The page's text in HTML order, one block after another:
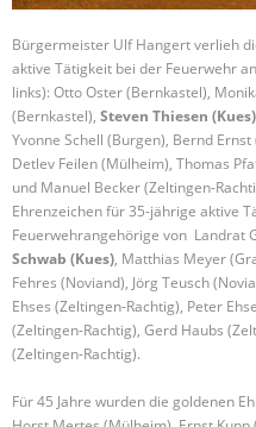
Bürgermeister Ulf Hangert verlieh
aktive Tätigkeit bei der Feuerwehr
links): Otto Oster (Bernkastel),
(Bernkastel), Steven Thiesen (Kues)
Yvonne Schell (Burgen), Bernd
Detlev Feilen (Mülheim), Thomas
und Manuel Becker (Zeltingen-
Ehrenzeichen für 35-jährige aktive
Feuerwehrangehörige von Landrat
Schwab (Kues), Matthias Meyer
Fehres (Noviand), Jörg Teusch
Ehses (Zeltingen-Rachtig), Peter
(Zeltingen-Rachtig), Gerd Haubs
(Zeltingen-Rachtig).
Für 45 Jahre wurden die goldenen